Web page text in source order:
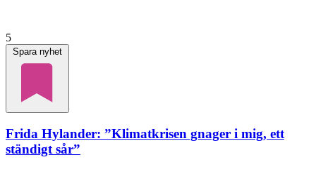
5
Spara nyhet
Frida Hylander: ”Klimatkrisen gnager i mig, ett
ständigt sår”